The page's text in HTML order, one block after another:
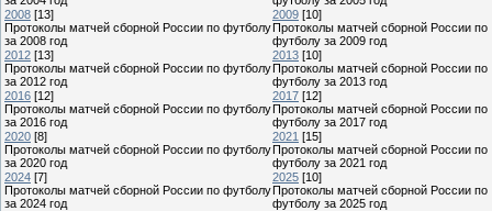
2008 [13]
Протоколы матчей сборной России по футболу
за 2008 год
2009 [10]
Протоколы матчей сборной России по
футболу за 2009 год
2012 [13]
Протоколы матчей сборной России по футболу
за 2012 год
2013 [10]
Протоколы матчей сборной России по
футболу за 2013 год
2016 [12]
Протоколы матчей сборной России по футболу
за 2016 год
2017 [12]
Протоколы матчей сборной России по
футболу за 2017 год
2020 [8]
Протоколы матчей сборной России по футболу
за 2020 год
2021 [15]
Протоколы матчей сборной России по
футболу за 2021 год
2024 [7]
Протоколы матчей сборной России по футболу
за 2024 год
2025 [10]
Протоколы матчей сборной России по
футболу за 2025 год